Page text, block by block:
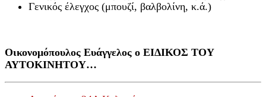
Γενικός έλεγχος (μπουζί, βαλβολίνη, κ.ά.)
Οικονομόπουλος Ευάγγελος ο ΕΙΔΙΚΟΣ ΤΟΥ
ΑΥΤΟΚΙΝΗΤΟΥ…